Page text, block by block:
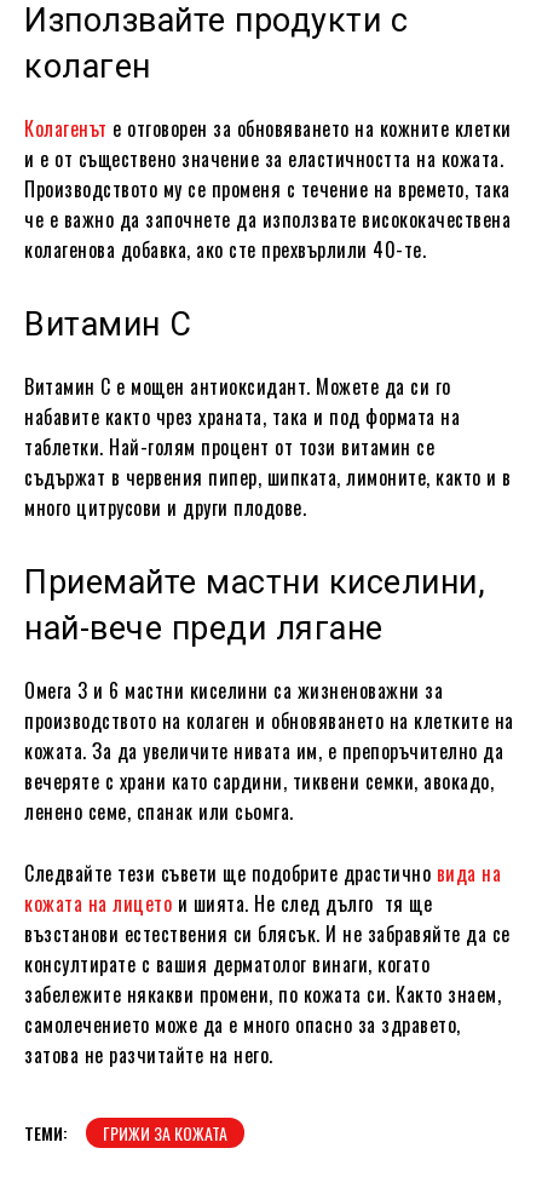
Използвайте продукти с
колаген
Колагенът е отговорен за обновяването на кожните клетки
и е от съществено значение за еластичността на кожата.
Производството му се променя с течение на времето, така
че е важно да започнете да използвате висококачествена
колагенова добавка, ако сте прехвърлили 40-те.
Витамин С
Витамин С е мощен антиоксидант. Можете да си го
набавите както чрез храната, така и под формата на
таблетки. Най-голям процент от този витамин се
съдържат в червения пипер, шипката, лимоните, както и в
много цитрусови и други плодове.
Приемайте мастни киселини,
най-вече преди лягане
Омега 3 и 6 мастни киселини са жизненоважни за
производството на колаген и обновяването на клетките на
кожата. За да увеличите нивата им, е препоръчително да
вечеряте с храни като сардини, тиквени семки, авокадо,
ленено семе, спанак или сьомга.
Следвайте тези съвети ще подобрите драстично вида на
кожата на лицето и шията. Не след дълго тя ще
възстанови естествения си блясък. И не забравяйте да се
консултирате с вашия дерматолог винаги, когато
забележите някакви промени, по кожата си. Както знаем,
самолечението може да е много опасно за здравето,
затова не разчитайте на него.
ТЕМИ: ГРИЖИ ЗА КОЖАТА